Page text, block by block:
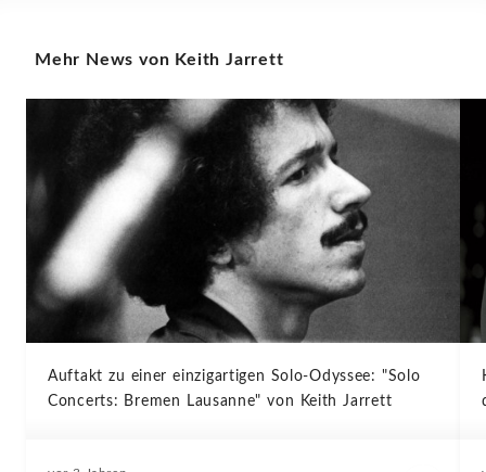
Mehr News von Keith Jarrett
Auftakt zu einer einzigartigen Solo-Odyssee: "Solo
Concerts: Bremen Lausanne" von Keith Jarrett